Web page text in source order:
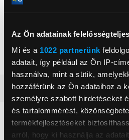
Az Ön adatainak
Mi és a 1022 partnerünk
adatait, így például az Ön IP-
használva, mint a sütik,
hozzáférünk az Ön adataihoz a
személyre szabott hirdetéseket
és tartalommérést,
termékfejlesztéseket
arról, hogy ki használja az
Govee
www.govee.com
rep@govee.com
50374, Erftstadt, ZunftstraBe 13 -Raum
Részletes ismertető
Neked